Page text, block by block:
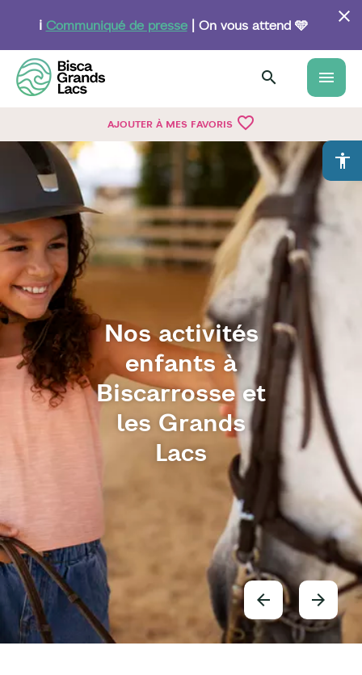
principal
ℹ️ Communiqué de presse| On vous attend 🩵
menu
AJOUTER À MES FAVORIS favorite_border
accessibility
Nos activités
enfants à
Biscarrosse et
les Grands
Lacs